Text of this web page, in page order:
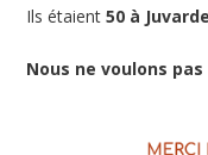
Ils étaient 50 à
Nous ne voulons